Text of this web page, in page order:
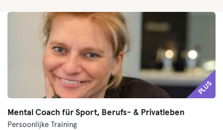
PLUS
Mental Coach für Sport, Berufs- & Privatleben
Persoonlijke Training